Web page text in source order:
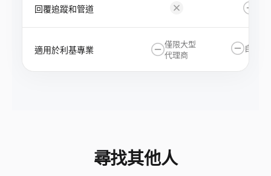
回覆追蹤和管道
適用於利基專業
僅限大型
代理商
自列池
尋找其他人